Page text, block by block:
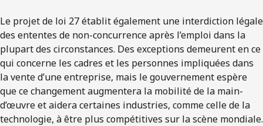
Le projet de loi 27 établit également une interdiction légale
des ententes de non-concurrence après l’emploi dans la
plupart des circonstances. Des exceptions demeurent en ce
qui concerne les cadres et les personnes impliquées dans
la vente d’une entreprise, mais le gouvernement espère
que ce changement augmentera la mobilité de la main-
d’œuvre et aidera certaines industries, comme celle de la
technologie, à être plus compétitives sur la scène mondiale.